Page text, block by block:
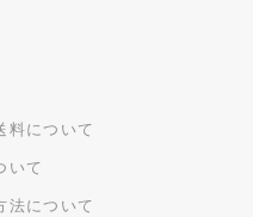
料について
いて
法について